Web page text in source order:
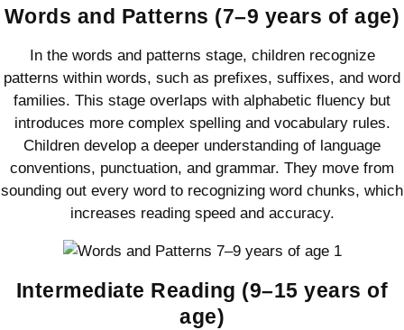
Words and Patterns (7–9 years of age)
In the words and patterns stage, children recognize
patterns within words, such as prefixes, suffixes, and word
families. This stage overlaps with alphabetic fluency but
introduces more complex spelling and vocabulary rules.
Children develop a deeper understanding of language
conventions, punctuation, and grammar. They move from
sounding out every word to recognizing word chunks, which
increases reading speed and accuracy.
Intermediate Reading (9–15 years of
age)